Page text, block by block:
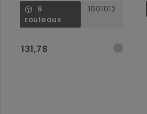
6
rouleaux
1001012
131,78